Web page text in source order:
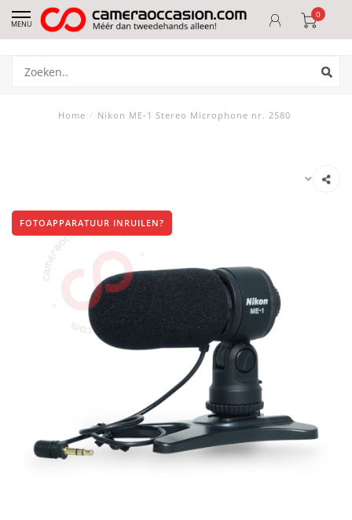
MENU
0
Home / Nikon ME-1 Stereo Microphone nr. 2580
FOTOAPPARATUUR INRUILEN?